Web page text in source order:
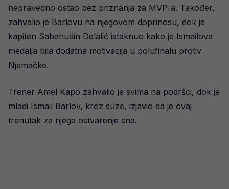
nepravedno ostao bez priznanja za MVP-a. Također,
zahvalio je Barlovu na njegovom doprinosu, dok je
kapiten Sabahudin Delalić istaknuo kako je Ismailova
medalja bila dodatna motivacija u polufinalu protiv
Njemačke.
Trener Amel Kapo zahvalio je svima na podršci, dok je
mladi Ismail Barlov, kroz suze, izjavio da je ovaj
trenutak za njega ostvarenje sna.